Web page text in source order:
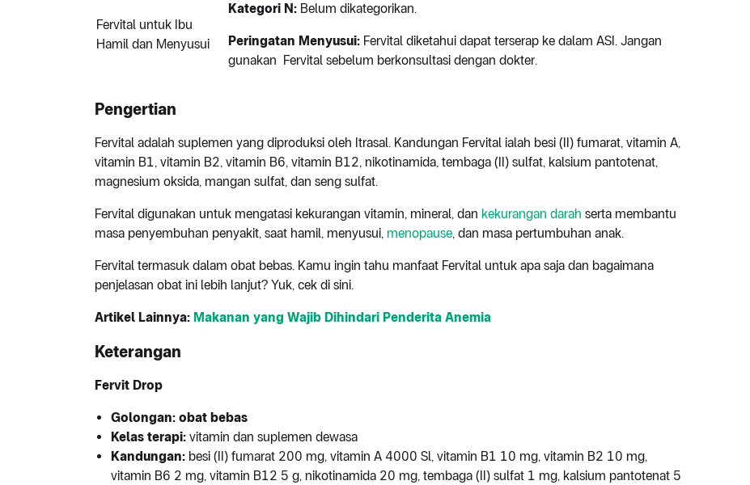
Fervital untuk Ibu
Hamil dan Menyusui
Kategori N: Belum dikategorikan.
Peringatan Menyusui: Fervital diketahui dapat terserap ke dalam ASI. Jangan
gunakan Fervital sebelum berkonsultasi dengan dokter.
Pengertian
Fervital adalah suplemen yang diproduksi oleh Itrasal. Kandungan Fervital ialah besi (II) fumarat, vitamin A,
vitamin B1, vitamin B2, vitamin B6, vitamin B12, nikotinamida, tembaga (II) sulfat, kalsium pantotenat,
magnesium oksida, mangan sulfat, dan seng sulfat.
Fervital digunakan untuk mengatasi kekurangan vitamin, mineral, dan kekurangan darah serta membantu
masa penyembuhan penyakit, saat hamil, menyusui, menopause, dan masa pertumbuhan anak.
Fervital termasuk dalam obat bebas. Kamu ingin tahu manfaat Fervital untuk apa saja dan bagaimana
penjelasan obat ini lebih lanjut? Yuk, cek di sini.
Artikel Lainnya: Makanan yang Wajib Dihindari Penderita Anemia
Keterangan
Fervit Drop
Golongan: obat bebas
Kelas terapi: vitamin dan suplemen dewasa
Kandungan: besi (II) fumarat 200 mg, vitamin A 4000 Sl, vitamin B1 10 mg, vitamin B2 10 mg,
vitamin B6 2 mg, vitamin B12 5 g, nikotinamida 20 mg, tembaga (II) sulfat 1 mg, kalsium pantotenat 5